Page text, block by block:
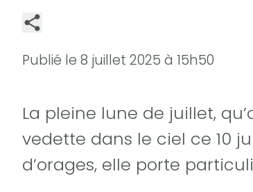
Publié le 8 juillet 2025 à 15h50
La pleine lune de juillet,
vedette dans le ciel ce 10
d’orages, elle porte